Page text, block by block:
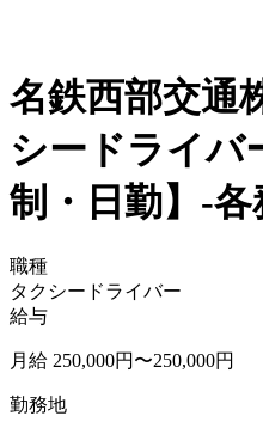
名鉄西部交通
シードライバ
制・日勤】-
職種
タクシードライバー
給与
月給 250,000円〜250,000円
勤務地